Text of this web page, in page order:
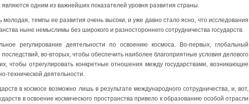
являются одним из важнейших показателей уровня развития страны.
молодая, темпы ее развития очень высоки, и уже давно стало ясно, что исследования
ныне немыслимы без широкого и разностороннего сотрудничества государств.
регулирование деятельности по освоению космоса. Во-первых, глобальный
во-вторых, чтобы обеспечить наиболее благоприятные условия делового
чтобы отрегулировать конкретные отношения между государствами, возникающие
технической деятельности.
в космосе возможно лишь в результате международного сотрудничества, и, вот,
в освоение космического пространства привело к образованию особой отрасли